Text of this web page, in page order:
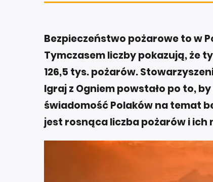
Bezpieczeństwo pożarowe to w
Tymczasem liczby pokazują, że
126,5 tys. pożarów.
Igraj z Ogniem powstało po to,
świadomość Polaków na temat
jest rosnąca liczba pożarów i